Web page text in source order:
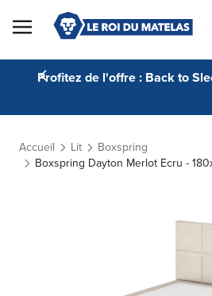
Skip to Content
Profitez de l'offre : Back to
Accueil Lit
Boxspring
Boxspring Dayton Merlot Ecru -